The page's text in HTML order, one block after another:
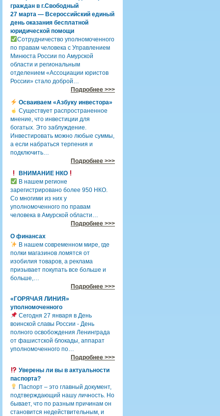
граждан в г.Свободный
27 марта — Всероссийский единый
день оказания бесплатной
юридической помощи
Сотрудничество уполномоченного
по правам человека с Управлением
Минюста России по Амурской
области и региональным
отделением «Ассоциации юристов
России» стало доброй…
Подробнее >>>
Осваиваем «Азбуку инвестора»
Существует распространенное
мнение, что инвестиции для
богатых. Это заблуждение.
Инвестировать можно любые суммы,
а если набраться терпения и
подключить…
Подробнее >>>
ВНИМАНИЕ НКО
В нашем регионе
зарегистрировано более 950 НКО.
Со многими из них у
уполномоченного по правам
человека в Амурской области…
Подробнее >>>
О финансах
В нашем современном мире, где
полки магазинов ломятся от
изобилия товаров, а реклама
призывает покупать все больше и
больше,…
Подробнее >>>
«ГОРЯЧАЯ ЛИНИЯ»
уполномоченного
Сегодня 27 января в День
воинской славы России - День
полного освобождения Ленинграда
от фашистской блокады, аппарат
уполномоченного по…
Подробнее >>>
Уверены ли вы в актуальности
паспорта?
Паспорт – это главный документ,
подтверждающий нашу личность. Но
бывает, что по разным причинам он
становится недействительным, и